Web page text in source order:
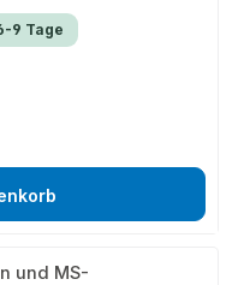
Es passt sich flexibel an
zu montieren, was es zu
SchwarzIn unserem
9 Tage